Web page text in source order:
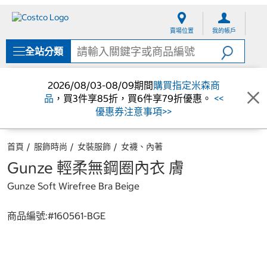
單
賣場位置 我的帳戶
全站分類
2026/08/03-08/09期間購買指定米森商
品 ，買3件享85折，買6件享79折優惠。 <<
優惠券注意事項>>
首頁 服飾時尚 女裝服飾 女襪、內著
Gunze 輕柔無鋼圈內衣 膚
Gunze Soft Wirefree Bra Beige
商品編號:#160561-BGE